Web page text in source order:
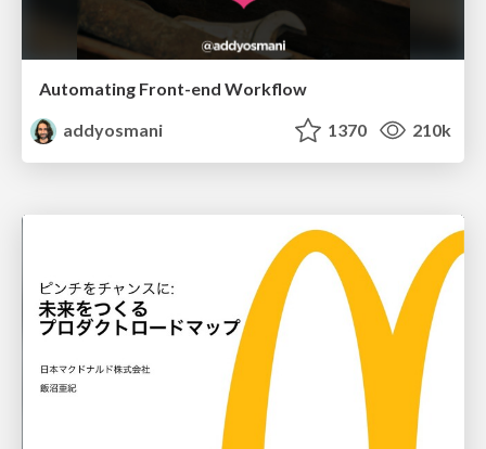
Automating Front-end Workflow
addyosmani
1370 210k